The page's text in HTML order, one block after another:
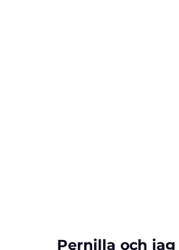
Pernilla och